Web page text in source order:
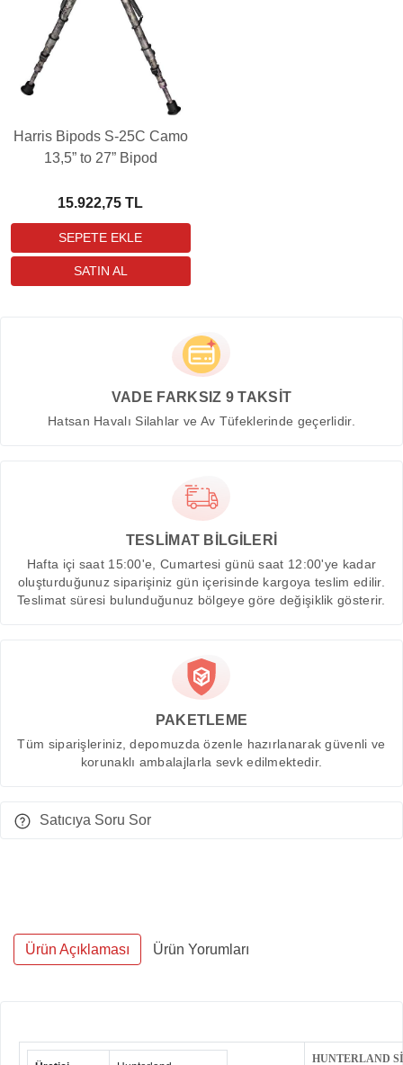
Harris Bipods S-25C Camo
13,5” to 27” Bipod
15.922,75 TL
VADE FARKSIZ 9 TAKSİT
Hatsan Havalı Silahlar ve Av Tüfeklerinde geçerlidir.
TESLİMAT BİLGİLERİ
Hafta içi saat 15:00'e, Cumartesi günü saat 12:00'ye kadar
oluşturduğunuz siparişiniz gün içerisinde kargoya teslim edilir.
Teslimat süresi bulunduğunuz bölgeye göre değişiklik gösterir.
PAKETLEME
Tüm siparişleriniz, depomuzda özenle hazırlanarak güvenli ve
korunaklı ambalajlarla sevk edilmektedir.
Satıcıya Soru Sor
Ürün Açıklaması Ürün Yorumları
HUNTERLAND